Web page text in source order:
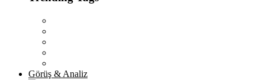
Görüş & Analiz